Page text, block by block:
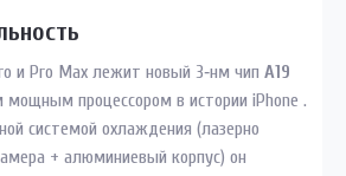
и Pro Max лежит новый 3‑нм чип A19
процессором в истории iPhone .
системой охлаждения (лазерно
+ алюминиевый корпус) он